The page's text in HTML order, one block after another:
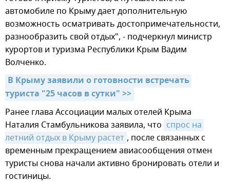
автомобиле по Крыму дает дополнительную
возможность осматривать достопримечательности,
разнообразить свой отдых", - подчеркнул министр
курортов и туризма Республики Крым Вадим
Волченко.
В Крыму заявили о готовности встречать
туриста "25 часов в сутки" >>
Ранее глава Ассоциации малых отелей Крыма
Наталия Стамбульникова заявила, что спрос на
летний отдых в Крыму растет , после связанных с
временным прекращением авиасообщения отмен
туристы снова начали активно бронировать отели и
гостиницы.